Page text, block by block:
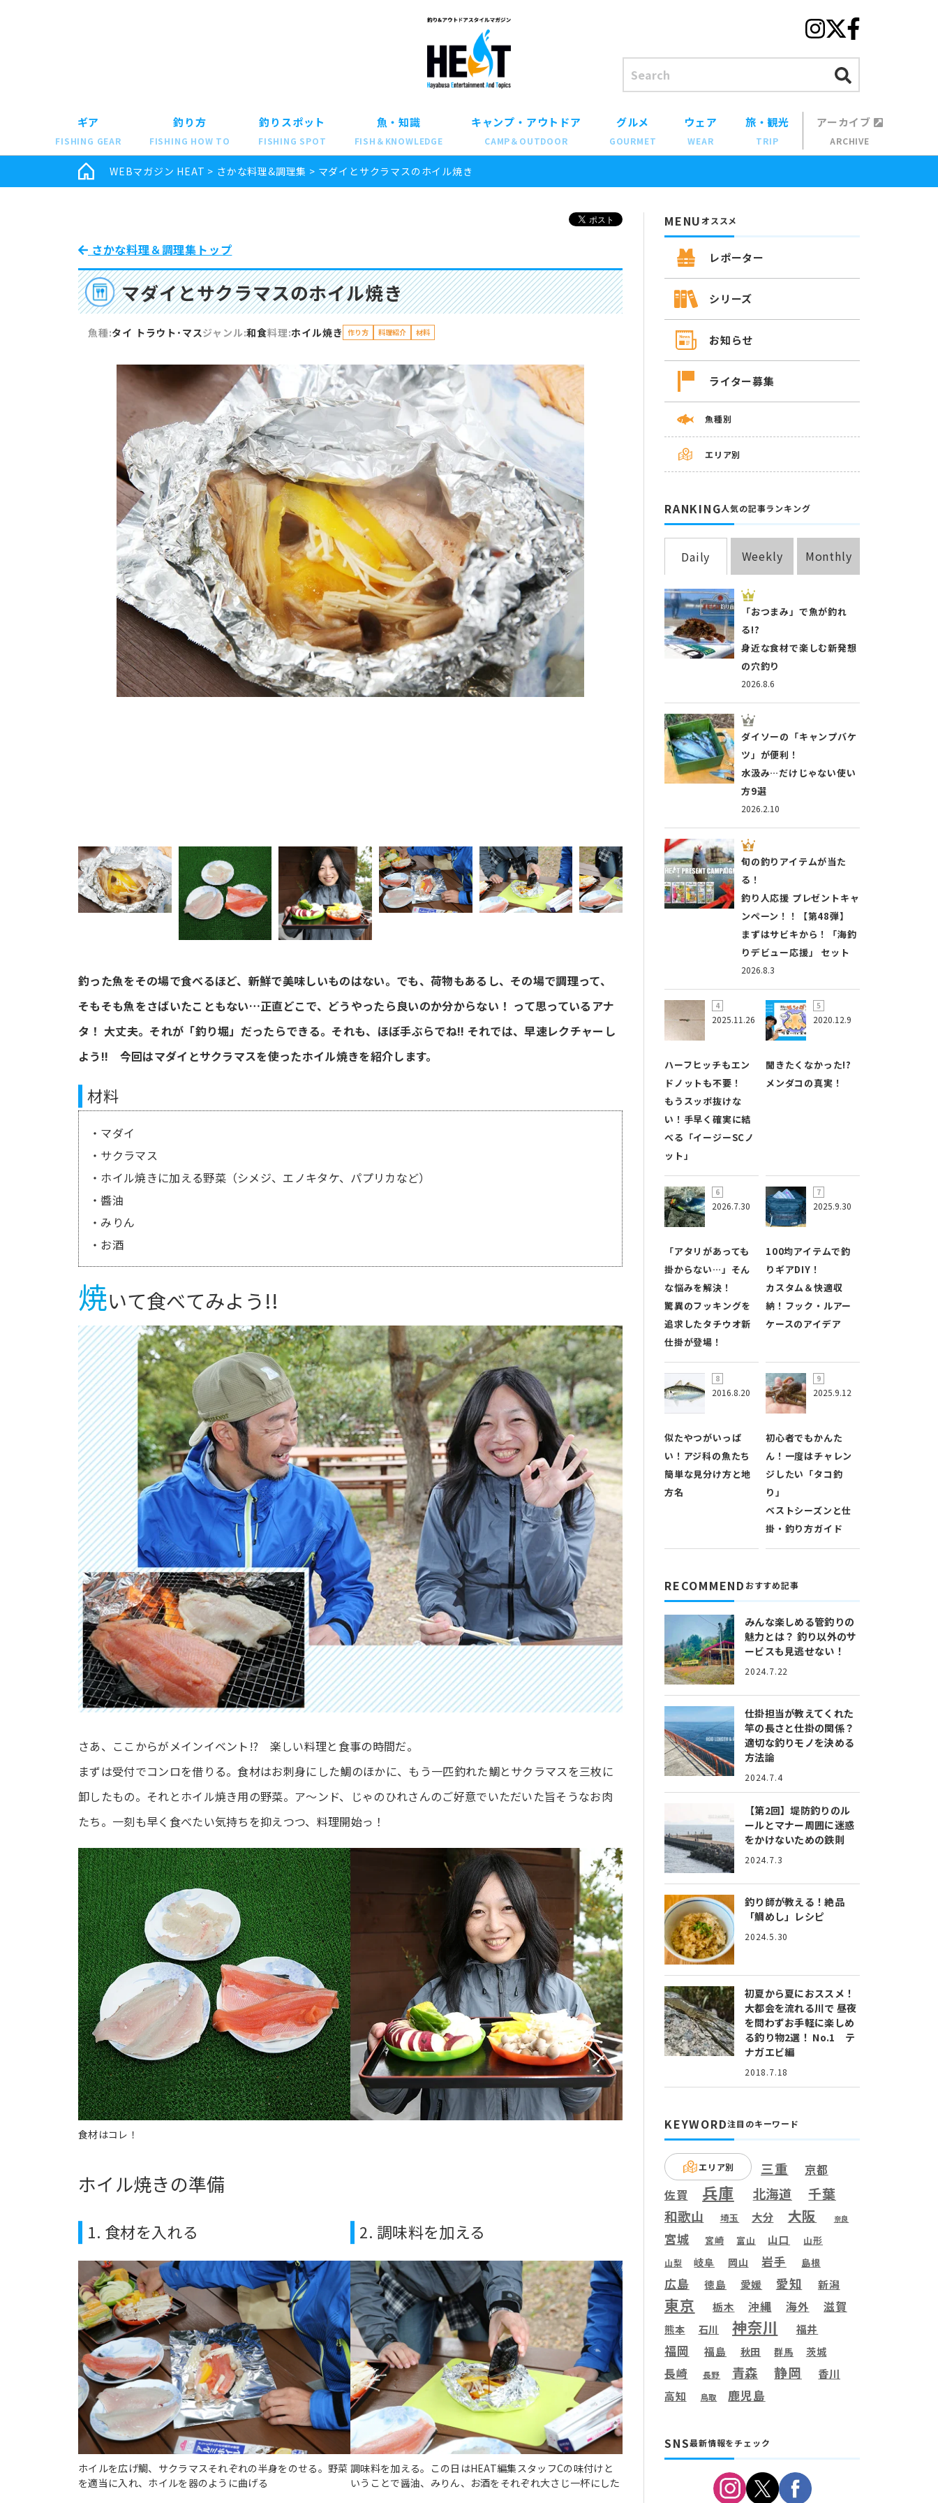
ギア
FISHING GEAR
釣り方
FISHING HOW TO
釣りスポット
FISHING SPOT
魚・知識
FISH＆KNOWLEDGE
キャンプ・アウトドア
CAMP＆OUTDOOR
グルメ
GOURMET
ウェア
WEAR
旅・観光
TRIP
アーカイブ
ARCHIVE
WEBマガジン HEAT > さかな料理&調理集 > マダイとサクラマスのホイル焼き
さかな料理＆調理集トップ
マダイとサクラマスのホイル焼き
魚種:タイ トラウト･マスジャンル:和食料理:ホイル焼き 作り方 料理紹介 材料
釣った魚をその場で食べるほど、新鮮で美味しいものはない。でも、荷物もあるし、その場で調理って、
そもそも魚をさばいたこともない…正直どこで、どうやったら良いのか分からない！ って思っているアナ
タ！ 大丈夫。それが「釣り堀」だったらできる。それも、ほぼ手ぶらでね!! それでは、早速レクチャーし
よう!!
今回はマダイとサクラマスを使ったホイル焼きを紹介します。
材料
・マダイ
・サクラマス
・ホイル焼きに加える野菜（シメジ、エノキタケ、パプリカなど）
・醬油
・みりん
・お酒
焼いて食べてみよう!!
さあ、ここからがメインイベント!? 楽しい料理と食事の時間だ。
まずは受付でコンロを借りる。食材はお刺身にした鯛のほかに、もう一匹釣れた鯛とサクラマスを三枚に
卸したもの。それとホイル焼き用の野菜。ア～ンド、じゃのひれさんのご好意でいただいた旨そうなお肉
たち。一刻も早く食べたい気持ちを抑えつつ、料理開始っ！
食材はコレ！
ホイル焼きの準備
1. 食材を入れる 2. 調味料を加える
ホイルを広げ鯛、サクラマスそれぞれの半身をのせる。野菜
を適当に入れ、ホイルを器のように曲げる
調味料を加える。この日はHEAT編集スタッフCの味付けと
いうことで醤油、みりん、お酒をそれぞれ大さじ一杯にした
MENUオススメ
レポーター
シリーズ
お知らせ
ライター募集
魚種別
エリア別
RANKING人気の記事ランキング
Daily Weekly Monthly
2026.8.6
「おつまみ」で魚が釣れ
る!?
身近な食材で楽しむ新発想
の穴釣り
2026.2.10
ダイソーの「キャンプバケ
ツ」が便利！
水汲み…だけじゃない使い
方9選
2026.8.3
旬の釣りアイテムが当た
る！
釣り人応援 プレゼントキャ
ンペーン！！【第48弾】
まずはサビキから！「海釣
りデビュー応援」 セット
2025.11.26
ハーフヒッチもエン
ドノットも不要！
もうスッポ抜けな
い！手早く確実に結
べる「イージーSCノ
ット」
2020.12.9
聞きたくなかった!?
メンダコの真実！
2026.7.30
「アタリがあっても
掛からない…」そん
な悩みを解決！
驚異のフッキングを
追求したタチウオ新
仕掛が登場！
2025.9.30
100均アイテムで釣
りギアDIY！
カスタム＆快適収
納！フック・ルアー
ケースのアイデア
2016.8.20
似たやつがいっぱ
い！アジ科の魚たち
簡単な見分け方と地
方名
2025.9.12
初心者でもかんた
ん！一度はチャレン
ジしたい「タコ釣
り」
ベストシーズンと仕
掛・釣り方ガイド
RECOMMEND おすすめ記事
みんな楽しめる管釣りの
魅力とは？ 釣り以外のサ
ービスも見逃せない！
2024.7.22
仕掛担当が教えてくれた
竿の長さと仕掛の関係？
適切な釣りモノを決める
方法論
2024.7.4
【第2回】堤防釣りのル
ールとマナー周囲に迷惑
をかけないための鉄則
2024.7.3
釣り師が教える！絶品
「鯛めし」レシピ
2024.5.30
初夏から夏におススメ！
大都会を流れる川で 昼夜
を問わずお手軽に楽しめ
る釣り物2選！ No.1 テ
ナガエビ編
2018.7.18
KEYWORD注目のキーワード
エリア別 三重 京都
佐賀 兵庫 北海道 千葉
和歌山 埼玉 大分 大阪 奈良
宮城 宮崎 富山 山口 山形
山梨 岐阜 岡山 岩手 島根
広島 徳島 愛媛 愛知 新潟
東京 栃木 沖縄 海外 滋賀
熊本 石川 神奈川 福井
福岡 福島 秋田 群馬 茨城
長崎 長野 青森 静岡 香川
高知 鳥取 鹿児島
SNS最新情報をチェック